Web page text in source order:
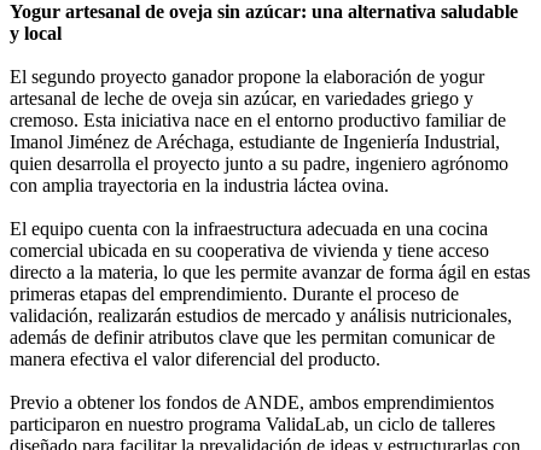
Yogur artesanal de oveja sin azúcar: una alternativa saludable
y local
El segundo proyecto ganador propone la elaboración de yogur
artesanal de leche de oveja sin azúcar, en variedades griego y
cremoso. Esta iniciativa nace en el entorno productivo familiar de
Imanol Jiménez de Aréchaga, estudiante de Ingeniería Industrial,
quien desarrolla el proyecto junto a su padre, ingeniero agrónomo
con amplia trayectoria en la industria láctea ovina.
El equipo cuenta con la infraestructura adecuada en una cocina
comercial ubicada en su cooperativa de vivienda y tiene acceso
directo a la materia, lo que les permite avanzar de forma ágil en estas
primeras etapas del emprendimiento. Durante el proceso de
validación, realizarán estudios de mercado y análisis nutricionales,
además de definir atributos clave que les permitan comunicar de
manera efectiva el valor diferencial del producto.
Previo a obtener los fondos de ANDE, ambos emprendimientos
participaron en nuestro programa ValidaLab, un ciclo de talleres